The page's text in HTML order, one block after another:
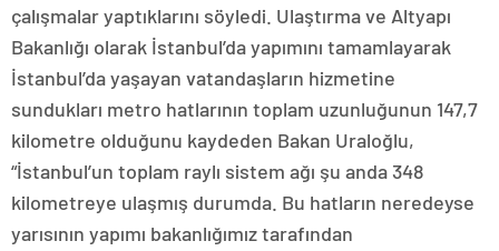
çalışmalar yaptıklarını söyledi. Ulaştırma ve Altyapı
Bakanlığı olarak İstanbul’da yapımını tamamlayarak
İstanbul’da yaşayan vatandaşların hizmetine
sundukları metro hatlarının toplam uzunluğunun 147,7
kilometre olduğunu kaydeden Bakan Uraloğlu,
“İstanbul’un toplam raylı sistem ağı şu anda 348
kilometreye ulaşmış durumda. Bu hatların neredeyse
yarısının yapımı bakanlığımız tarafından